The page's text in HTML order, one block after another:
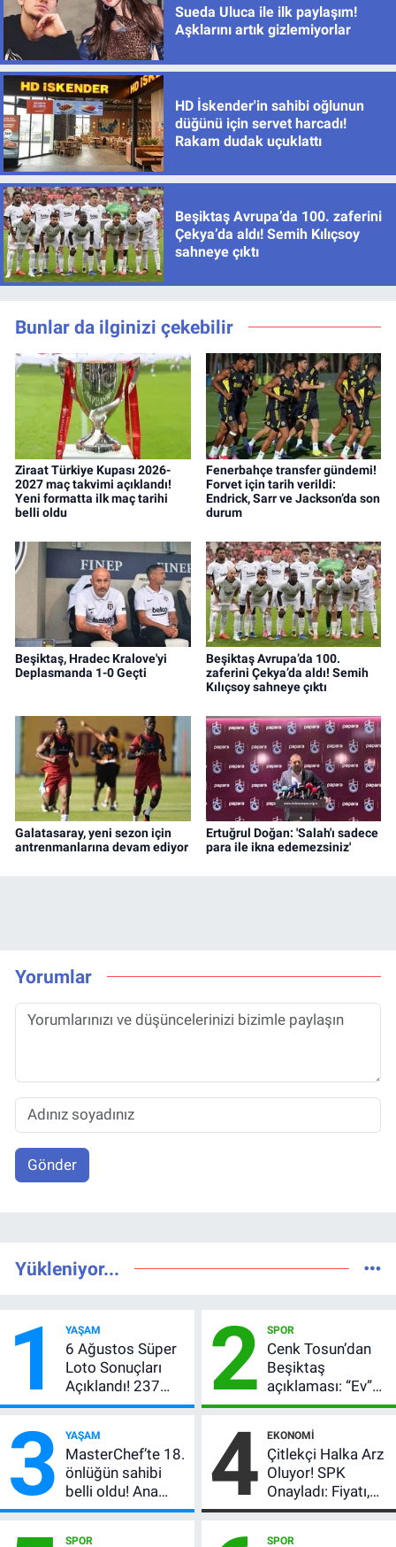
Sueda Uluca ile ilk paylaşım!
Aşklarını artık gizlemiyorlar
HD İskender'in sahibi oğlunun
düğünü için servet harcadı!
Rakam dudak uçuklattı
Beşiktaş Avrupa’da 100. zaferini
Çekya’da aldı! Semih Kılıçsoy
sahneye çıktı
Bunlar da ilginizi çekebilir
Ziraat Türkiye Kupası 2026-
2027 maç takvimi açıklandı!
Yeni formatta ilk maç tarihi
belli oldu
Fenerbahçe transfer gündemi!
Forvet için tarih verildi:
Endrick, Sarr ve Jackson’da son
durum
Beşiktaş, Hradec Kralove'yi
Deplasmanda 1-0 Geçti
Beşiktaş Avrupa’da 100.
zaferini Çekya’da aldı! Semih
Kılıçsoy sahneye çıktı
Galatasaray, yeni sezon için
antrenmanlarına devam ediyor
Ertuğrul Doğan: 'Salah'ı sadece
para ile ikna edemezsiniz'
Yorumlar
Gönder
Yükleniyor...
1 YAŞAM
6 Ağustos Süper
Loto Sonuçları
Açıklandı! 237
Milyon TL’lik
2 SPOR
Cenk Tosun’dan
Beşiktaş
açıklaması: “Ev”
dedi, asıl mesajı
verdi
3 YAŞAM
MasterChef’te 18.
önlüğün sahibi
belli oldu! Ana
kadroya giren
4 EKONOMI
Çitlekçi Halka Arz
Oluyor! SPK
Onayladı: Fiyatı,
Lot Sayısı ve
SPOR SPOR